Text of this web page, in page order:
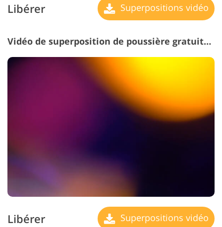
Libérer Superpositions vidéo
Vidéo de superposition de poussière gratuite #22 "Light Leak"
Libérer Superpositions vidéo